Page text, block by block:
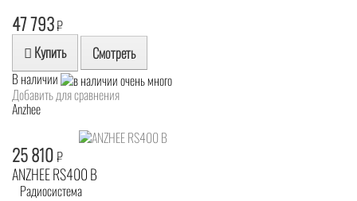
47 793₽
Купить Смотреть
В наличии
Добавить для сравнения
Anzhee
25 810₽
ANZHEE RS400 B
Радиосистема